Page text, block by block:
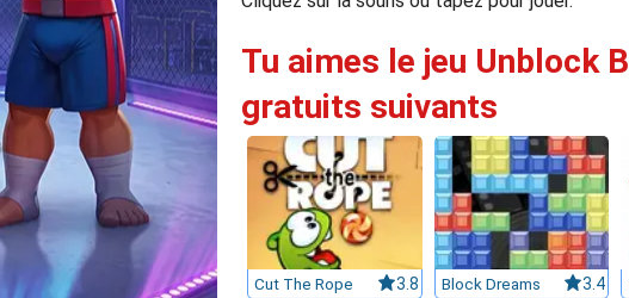
Tu aimes le jeu Unblock
gratuits suivants
Cut The Rope 3.8 Block Dreams 3.4